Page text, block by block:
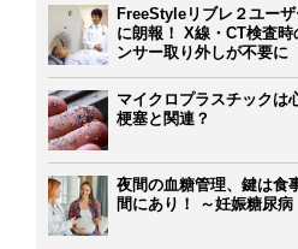
FreeStyleリブレ２ユー
に朗報！ X線・CT検査時
ンサー取り外しが不要に
マイクロプラスチックは
梗塞と関連？
夜間の血糖管理、鍵は食
間にあり！ ～妊娠糖尿病